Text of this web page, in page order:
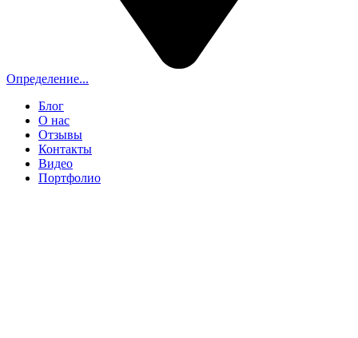
Определение...
Блог
О нас
Отзывы
Контакты
Видео
Портфолио